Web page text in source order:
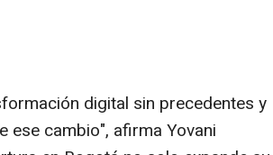
digital sin precedentes y
ese cambio", afirma Yovani